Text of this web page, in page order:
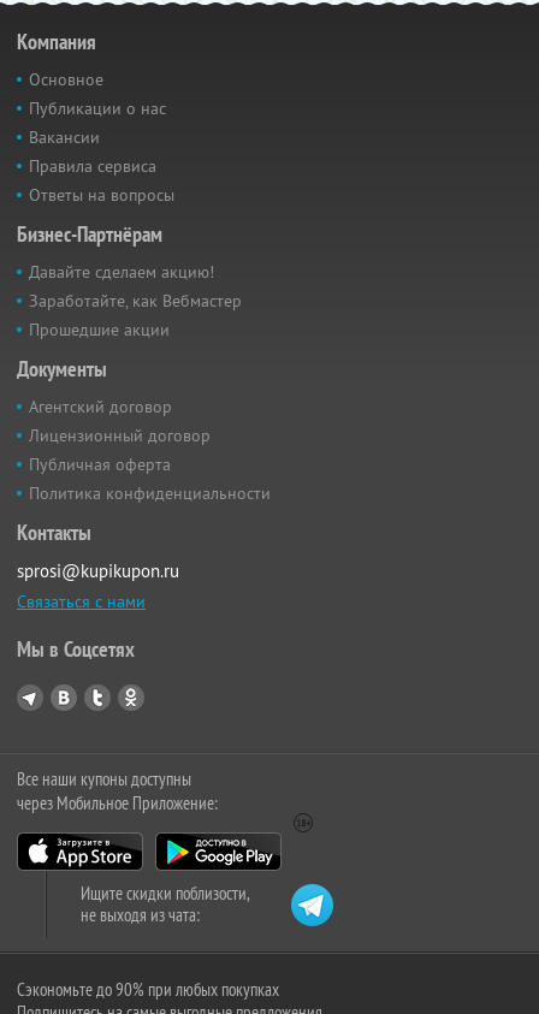
Компания
Основное
Публикации о нас
Вакансии
Правила сервиса
Ответы на вопросы
Бизнес-Партнёрам
Давайте сделаем акцию!
Заработайте, как Вебмастер
Прошедшие акции
Документы
Агентский договор
Лицензионный договор
Публичная оферта
Политика конфиденциальности
Контакты
sprosi@kupikupon.ru
Связаться с нами
Мы в Соцсетях
Все наши купоны доступны
через Мобильное Приложение:
Ищите скидки поблизости,
не выходя из чата:
Сэкономьте до 90% при любых покупках